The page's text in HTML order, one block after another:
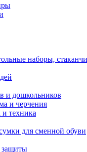
наборы,
и дошкольников
и черчения
техника
для сменной обуви
защиты